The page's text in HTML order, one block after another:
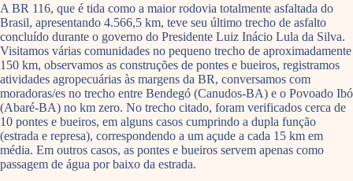
A BR 116, que é tida como a maior rodovia totalmente asfaltada do
Brasil, apresentando 4.566,5 km, teve seu último trecho de asfalto
concluído durante o governo do Presidente Luiz Inácio Lula da Silva.
Visitamos várias comunidades no pequeno trecho de aproximadamente
150 km, observamos as construções de pontes e bueiros, registramos
atividades agropecuárias às margens da BR, conversamos com
moradoras/es no trecho entre Bendegó (Canudos-BA) e o Povoado Ibó
(Abaré-BA) no km zero. No trecho citado, foram verificados cerca de
10 pontes e bueiros, em alguns casos cumprindo a dupla função
(estrada e represa), correspondendo a um açude a cada 15 km em
média. Em outros casos, as pontes e bueiros servem apenas como
passagem de água por baixo da estrada.